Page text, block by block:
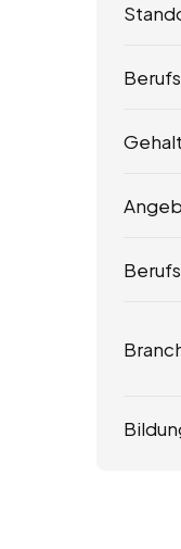
Gehalt